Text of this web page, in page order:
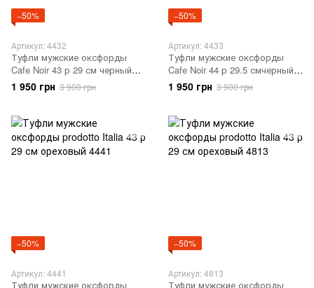
−50%
Артикул: 4432
Туфли мужские оксфорды
Cafe Noir 43 р 29 см черный
4432
1 950 грн 3 900 грн
−50%
Артикул: 4433
Туфли мужские оксфорды
Cafe Noir 44 р 29.5 смчерный
4433
1 950 грн 3 900 грн
−50%
Артикул: 4441
Туфли мужские оксфорды
−50%
Артикул: 4813
Туфли мужские оксфорды